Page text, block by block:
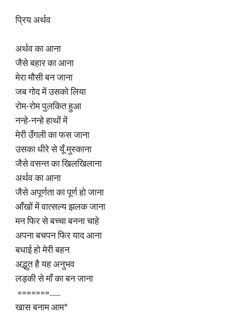
प्रिय अर्थव
अर्थव का आना
जैसे बहार का आना
मेरा मौसी बन जाना
जब गोद में उसको लिया
रोम-रोम पुलकित हुआ
नन्हे-नन्हे हाथों में
मेरी उँगली का फस जाना
उसका धीरे से यूँ मुस्काना
जैसे वसन्त का खिलखिलाना
अर्थव का आना
जैसे अपूर्णता का पूर्ण हो जाना
आँखों में वात्सल्य झलक जाना
मन फिर से बच्चा बनना चाहे
अपना बचपन फिर याद आना
बधाई हो मेरी बहन
अद्भुत है यह अनुभव
लड़की से माँ का बन जाना
=======.......
खास बनाम आम*